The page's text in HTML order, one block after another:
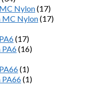
Nylon(17)
MC Nylon(17)
(17)
(16)
(1)
(1)